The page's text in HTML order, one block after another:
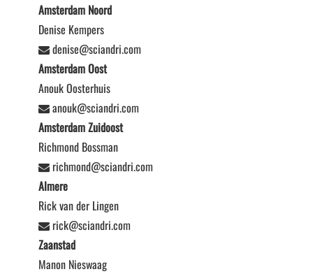
Amsterdam Noord
Denise Kempers
denise@sciandri.com
Amsterdam Oost
Anouk Oosterhuis
anouk@sciandri.com
Amsterdam Zuidoost
Richmond Bossman
richmond@sciandri.com
Almere
Rick van der Lingen
rick@sciandri.com
Zaanstad
Manon Nieswaag